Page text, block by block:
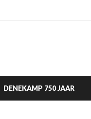
DENEKAMP 750 JAAR